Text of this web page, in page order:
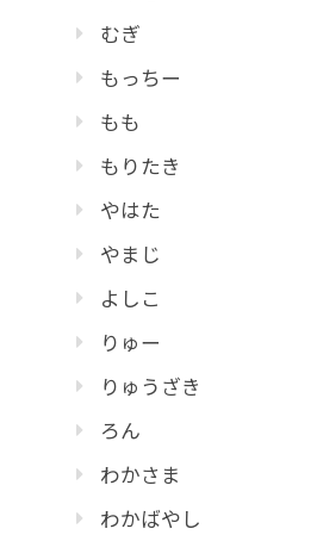
むぎ
もっちー
もも
もりたき
やはた
やまじ
よしこ
りゅー
りゅうざき
ろん
わかさま
わかばやし